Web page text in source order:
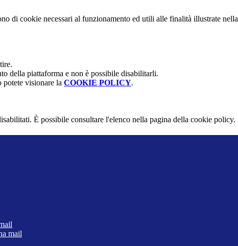
di cookie necessari al funzionamento ed utili alle finalità illustrate nella
della piattaforma e non è possibile disabilitarli.
potete visionare la COOKIE POLICY.
È possibile consultare l'elenco nella pagina della cookie policy.
mail